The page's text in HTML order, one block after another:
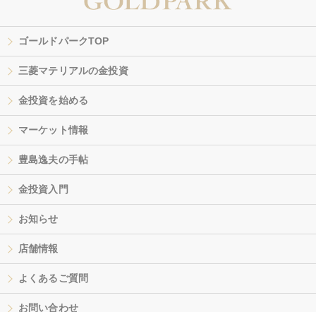
ゴールドパークTOP
三菱マテリアルの金投資
金投資を始める
マーケット情報
豊島逸夫の手帖
金投資入門
お知らせ
店舗情報
よくあるご質問
お問い合わせ